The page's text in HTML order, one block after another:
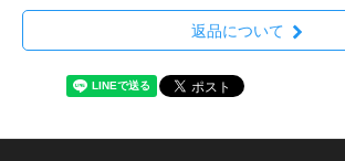
返品について